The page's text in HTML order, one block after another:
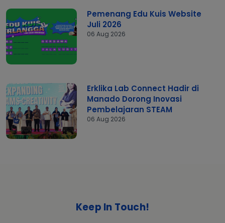
Pemenang Edu Kuis Website
Juli 2026
06 Aug 2026
Erklika Lab Connect Hadir di
Manado Dorong Inovasi
Pembelajaran STEAM
06 Aug 2026
Keep In Touch!